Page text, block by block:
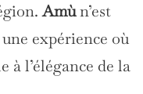
Amùn’est
expérience où
à l’élégance de la